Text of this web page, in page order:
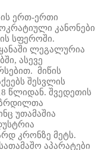
ერთ-ერთი
კანონები
სფეროში.
ლეგალურია
ასევე
მიწის
შესვლის
წლიდან. შვედეთის
უთამაშია
კრონზე მეტს.
აპარატები